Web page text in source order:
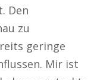
Den
zu
geringe
Mir ist